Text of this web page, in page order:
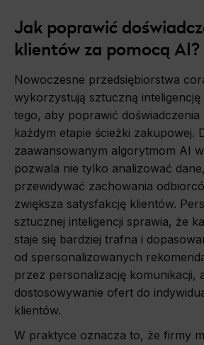
Jak poprawić
klientów za pomocą AI?
Nowoczesne przedsiębiorstwa
wykorzystują sztuczną
tego, aby poprawić doświadczenia
każdym etapie ścieżki zakupowej.
zaawansowanym algorytmom AI
pozwala nie tylko analizować
przewidywać zachowania
zwiększa satysfakcję klientów.
sztucznej inteligencji sprawia, że
staje się bardziej trafna i
od spersonalizowanych
przez personalizację komunikacji,
dostosowywanie ofert do
klientów.
W praktyce oznacza to, że firmy